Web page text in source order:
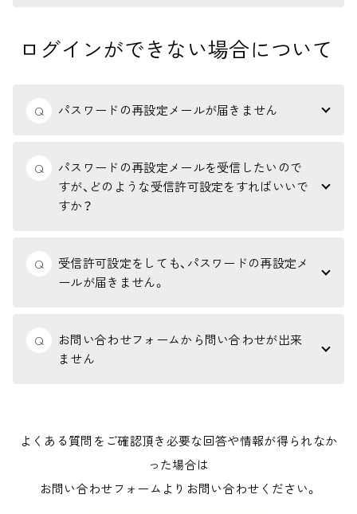
ログインができない場合について
Q パスワードの再設定メールが届きません
Q
パスワードの再設定メールを受信したいので
すが、どのような受信許可設定をすればいいで
すか？
Q
受信許可設定をしても、パスワードの再設定メ
ールが届きません。
Q
お問い合わせフォームから問い合わせが出来
ません
よくある質問をご確認頂き必要な回答や情報が得られなか
った場合は
お問い合わせフォームよりお問い合わせください。